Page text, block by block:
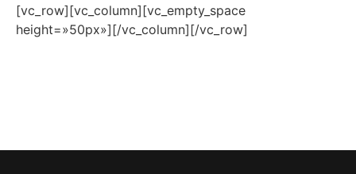
[vc_row][vc_column][vc_empty_space
height=»50px»][/vc_column][/vc_row]